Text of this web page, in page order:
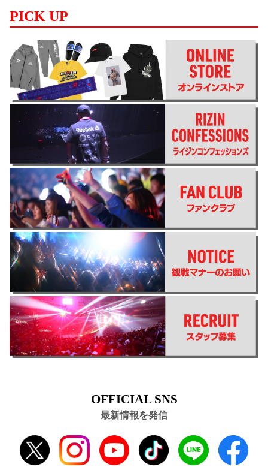
PICK UP
OFFICIAL SNS
最新情報を発信